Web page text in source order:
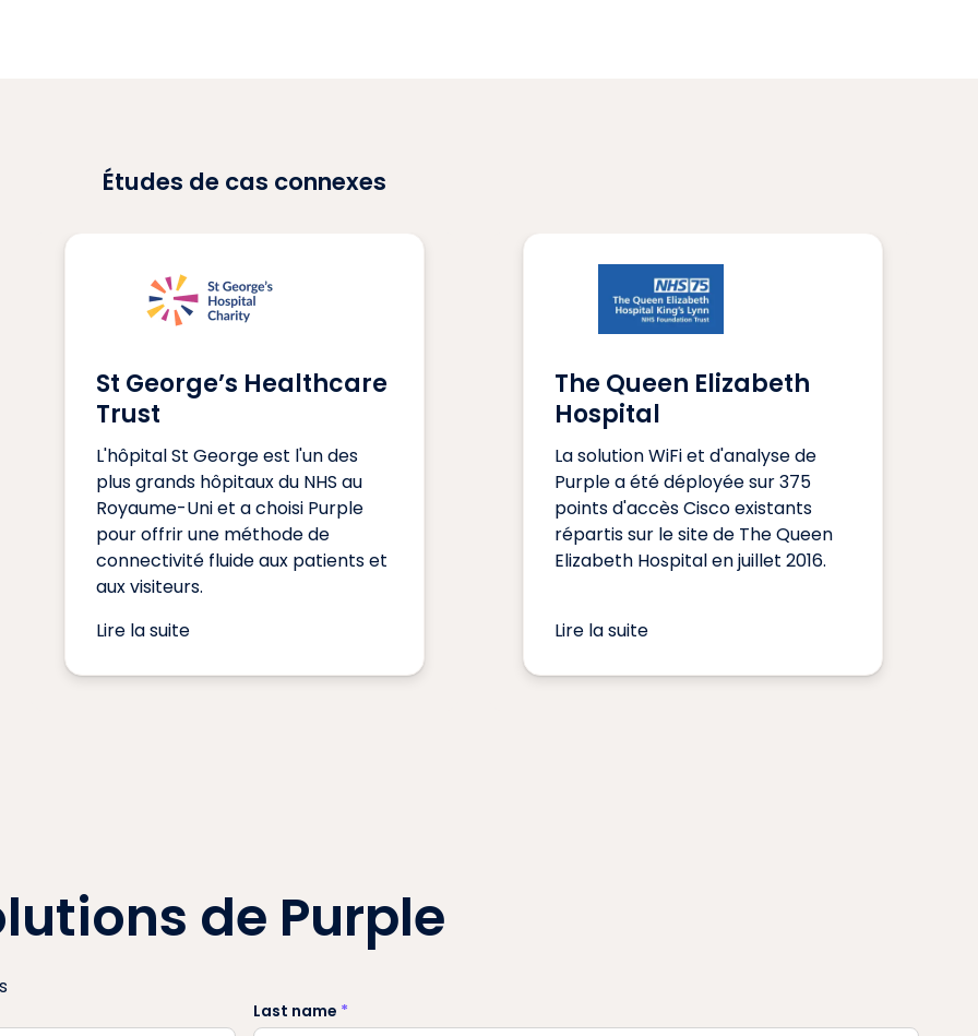
Études de cas connexes
St George’s Healthcare
Trust
L'hôpital St George est l'un des
plus grands hôpitaux du NHS au
Royaume-Uni et a choisi Purple
pour offrir une méthode de
connectivité fluide aux patients et
aux visiteurs.
Lire la suite
The Queen Elizabeth
Hospital
La solution WiFi et d'analyse de
Purple a été déployée sur 375
points d'accès Cisco existants
répartis sur le site de The Queen
Elizabeth Hospital en juillet 2016.
Lire la suite
de Purple
Last name *